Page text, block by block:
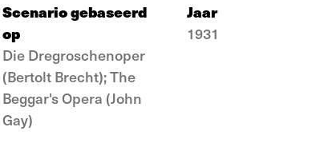
Scenario gebaseerd
op
Die Dregroschenoper
(Bertolt Brecht); The
Beggar's Opera (John
Gay)
Jaar
1931